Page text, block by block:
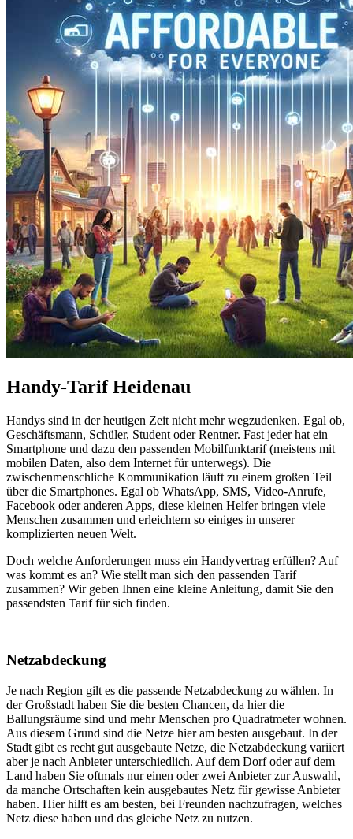
Handy-Tarif Heidenau
Handys sind in der heutigen Zeit nicht mehr wegzudenken. Egal ob,
Geschäftsmann, Schüler, Student oder Rentner. Fast jeder hat ein
Smartphone und dazu den passenden Mobilfunktarif (meistens mit
mobilen Daten, also dem Internet für unterwegs). Die
zwischenmenschliche Kommunikation läuft zu einem großen Teil
über die Smartphones. Egal ob WhatsApp, SMS, Video-Anrufe,
Facebook oder anderen Apps, diese kleinen Helfer bringen viele
Menschen zusammen und erleichtern so einiges in unserer
komplizierten neuen Welt.
Doch welche Anforderungen muss ein Handyvertrag erfüllen? Auf
was kommt es an? Wie stellt man sich den passenden Tarif
zusammen? Wir geben Ihnen eine kleine Anleitung, damit Sie den
passendsten Tarif für sich finden.
Netzabdeckung
Je nach Region gilt es die passende Netzabdeckung zu wählen. In
der Großstadt haben Sie die besten Chancen, da hier die
Ballungsräume sind und mehr Menschen pro Quadratmeter wohnen.
Aus diesem Grund sind die Netze hier am besten ausgebaut. In der
Stadt gibt es recht gut ausgebaute Netze, die Netzabdeckung variiert
aber je nach Anbieter unterschiedlich. Auf dem Dorf oder auf dem
Land haben Sie oftmals nur einen oder zwei Anbieter zur Auswahl,
da manche Ortschaften kein ausgebautes Netz für gewisse Anbieter
haben. Hier hilft es am besten, bei Freunden nachzufragen, welches
Netz diese haben und das gleiche Netz zu nutzen.